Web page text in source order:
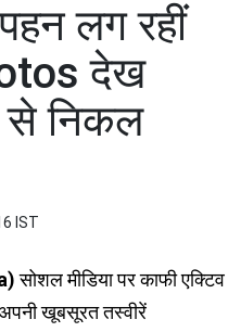
लग रहीं
देख
से निकल
IST
सोशल मीडिया पर काफी एक्टिव
खूबसूरत तस्वीरें